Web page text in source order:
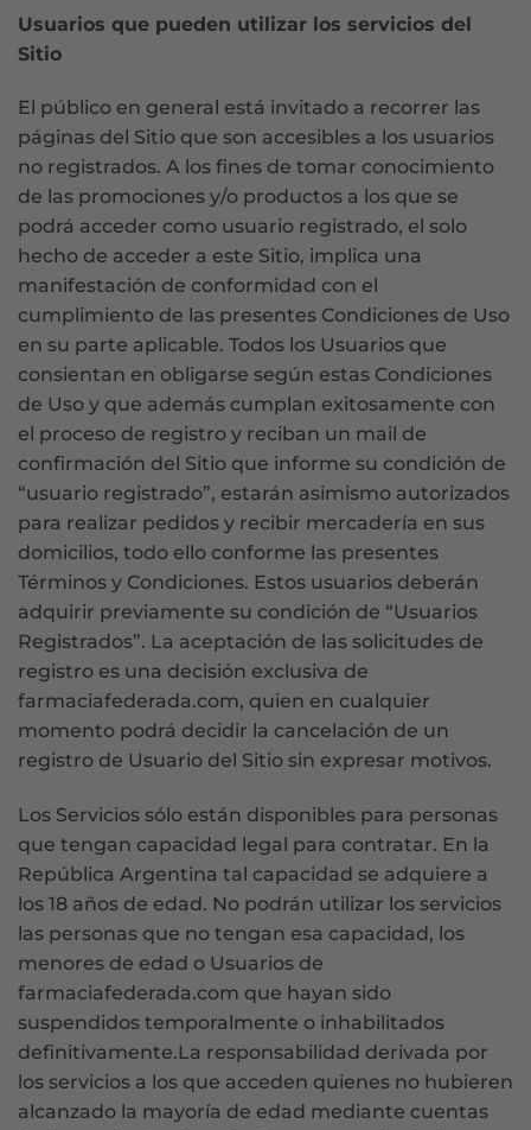
Usuarios que pueden utilizar los servicios del
Sitio
El público en general está invitado a recorrer las
páginas del Sitio que son accesibles a los usuarios
no registrados. A los fines de tomar conocimiento
de las promociones y/o productos a los que se
podrá acceder como usuario registrado, el solo
hecho de acceder a este Sitio, implica una
manifestación de conformidad con el
cumplimiento de las presentes Condiciones de Uso
en su parte aplicable. Todos los Usuarios que
consientan en obligarse según estas Condiciones
de Uso y que además cumplan exitosamente con
el proceso de registro y reciban un mail de
confirmación del Sitio que informe su condición de
“usuario registrado”, estarán asimismo autorizados
para realizar pedidos y recibir mercadería en sus
domicilios, todo ello conforme las presentes
Términos y Condiciones. Estos usuarios deberán
adquirir previamente su condición de “Usuarios
Registrados”. La aceptación de las solicitudes de
registro es una decisión exclusiva de
farmaciafederada.com, quien en cualquier
momento podrá decidir la cancelación de un
registro de Usuario del Sitio sin expresar motivos.
Los Servicios sólo están disponibles para personas
que tengan capacidad legal para contratar. En la
República Argentina tal capacidad se adquiere a
los 18 años de edad. No podrán utilizar los servicios
las personas que no tengan esa capacidad, los
menores de edad o Usuarios de
farmaciafederada.com que hayan sido
suspendidos temporalmente o inhabilitados
definitivamente.La responsabilidad derivada por
los servicios a los que acceden quienes no hubieren
alcanzado la mayoría de edad mediante cuentas